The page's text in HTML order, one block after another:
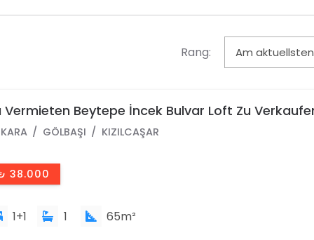
Rang:
Vermieten Beytepe İncek Bulvar Loft Zu
Wohnung Im 18. Stock
GÖLBAŞI KIZILCAŞAR
38.000
1+1 1 65m²